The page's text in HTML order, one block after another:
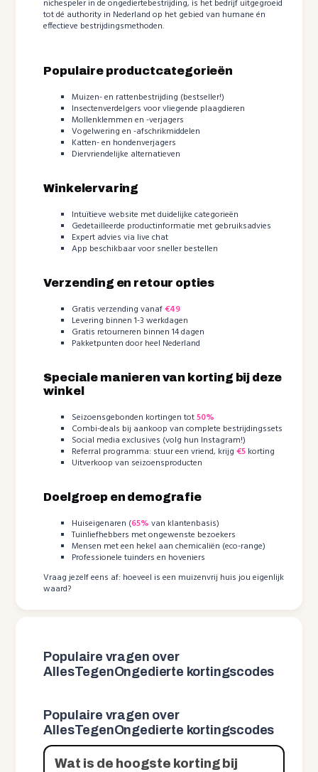
nichespeler in de ongediertebestrijding, is het bedrijf uitgegroeid
tot dé authority in Nederland op het gebied van humane én
effectieve bestrijdingsmethoden.
Populaire productcategorieën
Muizen- en rattenbestrijding (bestseller!)
Insectenverdelgers voor vliegende plaagdieren
Mollenklemmen en -verjagers
Vogelwering en -afschrikmiddelen
Katten- en hondenverjagers
Diervriendelijke alternatieven
Winkelervaring
Intuïtieve website met duidelijke categorieën
Gedetailleerde productinformatie met gebruiksadvies
Expert advies via live chat
App beschikbaar voor sneller bestellen
Verzending en retour opties
Gratis verzending vanaf€49
Levering binnen 1-3 werkdagen
Gratis retourneren binnen 14 dagen
Pakketpunten door heel Nederland
Speciale manieren van korting bij deze
winkel
Seizoensgebonden kortingen tot50%
Combi-deals bij aankoop van complete bestrijdingssets
Social media exclusives (volg hun Instagram!)
Referral programma: stuur een vriend, krijg€5 korting
Uitverkoop van seizoensproducten
Doelgroep en demografie
Huiseigenaren (65% van klantenbasis)
Tuinliefhebbers met ongewenste bezoekers
Mensen met een hekel aan chemicaliën (eco-range)
Professionele tuinders en hoveniers
Vraag jezelf eens af: hoeveel is een muizenvrij huis jou eigenlijk
waard?
Populaire vragen over
AllesTegenOngedierte kortingscodes
Populaire vragen over
AllesTegenOngedierte kortingscodes
Wat is de hoogste korting bij